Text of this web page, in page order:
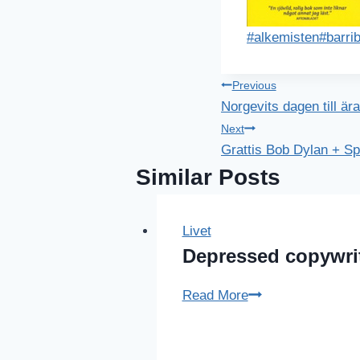
Post
#alkemisten#
Previous
Norgevits dagen till ära
Next
Grattis Bob Dylan +
Similar Posts
Livet
Depressed
Read MoreDepressed